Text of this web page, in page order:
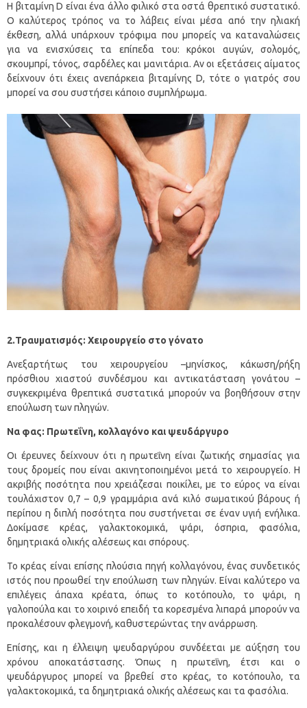
Η βιταμίνη D είναι ένα άλλο φιλικό στα οστά θρεπτικό συστατικό.
Ο καλύτερος τρόπος να το λάβεις είναι μέσα από την ηλιακή
έκθεση, αλλά υπάρχουν τρόφιμα που μπορείς να καταναλώσεις
για να ενισχύσεις τα επίπεδα του: κρόκοι αυγών, σολομός,
σκουμπρί, τόνος, σαρδέλες και μανιτάρια. Αν οι εξετάσεις αίματος
δείχνουν ότι έχεις ανεπάρκεια βιταμίνης D, τότε ο γιατρός σου
μπορεί να σου συστήσει κάποιο συμπλήρωμα.
2.Τραυματισμός: Χειρουργείο στο γόνατο
Ανεξαρτήτως του χειρουργείου –μηνίσκος, κάκωση/ρήξη
πρόσθιου χιαστού συνδέσμου και αντικατάσταση γονάτου –
συγκεκριμένα θρεπτικά συστατικά μπορούν να βοηθήσουν στην
επούλωση των πληγών.
Να φας: Πρωτεΐνη, κολλαγόνο και ψευδάργυρο
Οι έρευνες δείχνουν ότι η πρωτεΐνη είναι ζωτικής σημασίας για
τους δρομείς που είναι ακινητοποιημένοι μετά το χειρουργείο. Η
ακριβής ποσότητα που χρειάζεσαι ποικίλει, με το εύρος να είναι
τουλάχιστον 0,7 – 0,9 γραμμάρια ανά κιλό σωματικού βάρους ή
περίπου η διπλή ποσότητα που συστήνεται σε έναν υγιή ενήλικα.
Δοκίμασε κρέας, γαλακτοκομικά, ψάρι, όσπρια, φασόλια,
δημητριακά ολικής αλέσεως και σπόρους.
Το κρέας είναι επίσης πλούσια πηγή κολλαγόνου, ένας συνδετικός
ιστός που προωθεί την επούλωση των πληγών. Είναι καλύτερο να
επιλέγεις άπαχα κρέατα, όπως το κοτόπουλο, το ψάρι, η
γαλοπούλα και το χοιρινό επειδή τα κορεσμένα λιπαρά μπορούν να
προκαλέσουν φλεγμονή, καθυστερώντας την ανάρρωση.
Επίσης, και η έλλειψη ψευδαργύρου συνδέεται με αύξηση του
χρόνου αποκατάστασης. Όπως η πρωτεΐνη, έτσι και ο
ψευδάργυρος μπορεί να βρεθεί στο κρέας, το κοτόπουλο, τα
γαλακτοκομικά, τα δημητριακά ολικής αλέσεως και τα φασόλια.